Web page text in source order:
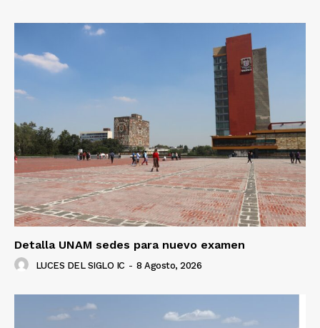
Detalla UNAM sedes para nuevo examen
LUCES DEL SIGLO IC - 8 Agosto, 2026